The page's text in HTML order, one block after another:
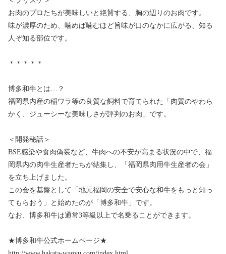
お肉のプロたちが美味しいと絶賛する、胸の辺りのお肉です。
味が濃厚のため、噛めば噛むほど旨味が口のなかに広がる、知る
人ぞ知る部位です。
＊＊＊＊＊
博多和牛とは…？
福岡県内産の稲ワラ等の良質な飼料で育てられた「肉質のやわら
かく、ジューシーな美味しさが評判のお肉」です。
＜開発秘話＞
BSE感染や食肉偽装など、牛肉への不安が高まる状況の中で、福
岡県内の肉牛生産者たちが結集し、「福岡県肉用牛生産者の会」
を立ち上げました。
この会を基盤として「地元福岡の安全で安心な和牛をもっと知っ
てもらおう」と始めたのが「博多和牛」です。
なお、博多和牛は通常3等級以上で名乗ることができます。
★博多和牛公式ホームページ★